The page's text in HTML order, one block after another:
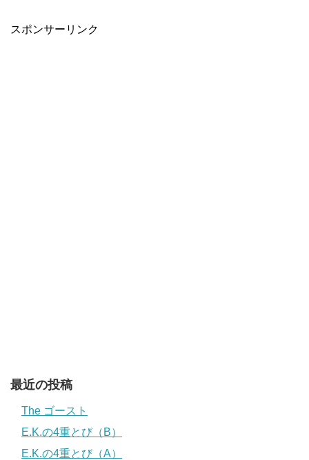
スポンサーリンク
最近の投稿
The ゴースト
E.K.の4重とび（B）
E.K.の4重とび（A）